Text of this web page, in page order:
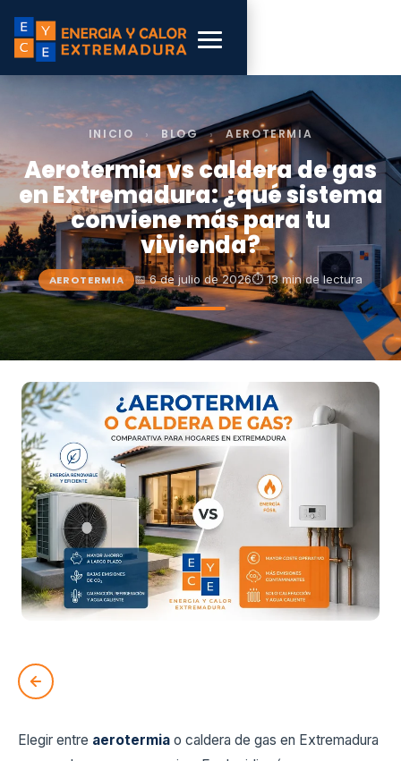
INICIO › BLOG › AEROTERMIA
Aerotermia vs caldera de gas
en Extremadura: ¿qué sistema
conviene más para tu
vivienda?
AEROTERMIA 📅 6 de julio de 2026⏱ 13 min de lectura
Elegir entre aerotermia o caldera de gas en Extremadura